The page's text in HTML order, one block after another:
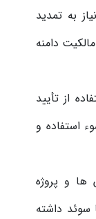
به تمدید
دامنه
از تأیید
استفاده و
ها و پروژه
سوئد داشته